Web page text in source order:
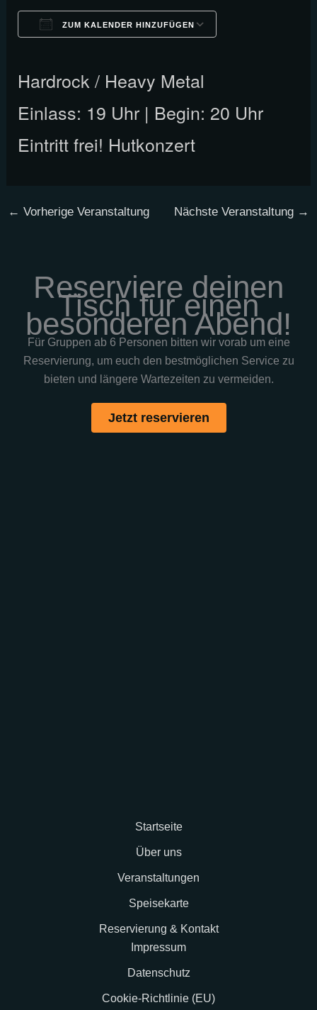
ZUM KALENDER HINZUFÜGEN
Hardrock / Heavy Metal
Einlass: 19 Uhr | Begin: 20 Uhr
Eintritt frei! Hutkonzert
← Vorherige Veranstaltung Nächste Veranstaltung →
Reserviere deinen
Tisch für einen
besonderen Abend!
Für Gruppen ab 6 Personen bitten wir vorab um eine
Reservierung, um euch den bestmöglichen Service zu
bieten und längere Wartezeiten zu vermeiden.
Jetzt reservieren
Startseite
Über uns
Veranstaltungen
Speisekarte
Reservierung & Kontakt
Impressum
Datenschutz
Cookie-Richtlinie (EU)